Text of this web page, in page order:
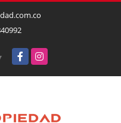
FacebookInstagram